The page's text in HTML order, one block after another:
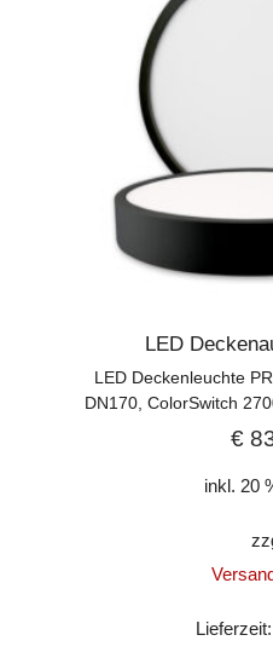
LED
LED Deckenleuchte
DN170, ColorSwitch
€
inkl. 20